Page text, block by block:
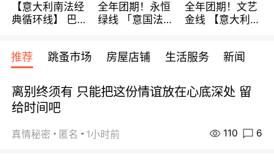
【意大利南法经
典循环线】 巴黎
宾馆 108欧/天起
全程756欧/位
全年团期！永恒
绿线 「意国法
欧/天起 ~包拼房
全年团期！文艺
金线 【意大利一
每周铁发！
推荐 跳蚤市场 房屋店铺 生活服务 新闻
离别终须有 只能把这份情谊放在心底深处 留
给时间吧
真情秘密 匿名 1小时前 110 6